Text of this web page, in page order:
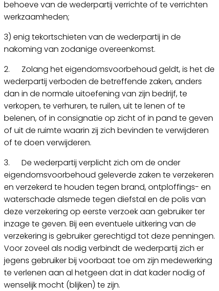
behoeve van de wederpartij verrichte of te verrichten
werkzaamheden;
3) enig tekortschieten van de wederpartij in de
nakoming van zodanige overeenkomst.
2. Zolang het eigendomsvoorbehoud geldt, is het de
wederpartij verboden de betreffende zaken, anders
dan in de normale uitoefening van zijn bedrijf, te
verkopen, te verhuren, te ruilen, uit te lenen of te
belenen, of in consignatie op zicht of in pand te geven
of uit de ruimte waarin zij zich bevinden te verwijderen
of te doen verwijderen.
3. De wederpartij verplicht zich om de onder
eigendomsvoorbehoud geleverde zaken te verzekeren
en verzekerd te houden tegen brand, ontploffings- en
waterschade alsmede tegen diefstal en de polis van
deze verzekering op eerste verzoek aan gebruiker ter
inzage te geven. Bij een eventuele uitkering van de
verzekering is gebruiker gerechtigd tot deze penningen.
Voor zoveel als nodig verbindt de wederpartij zich er
jegens gebruiker bij voorbaat toe om zijn medewerking
te verlenen aan al hetgeen dat in dat kader nodig of
wenselijk mocht (blijken) te zijn.